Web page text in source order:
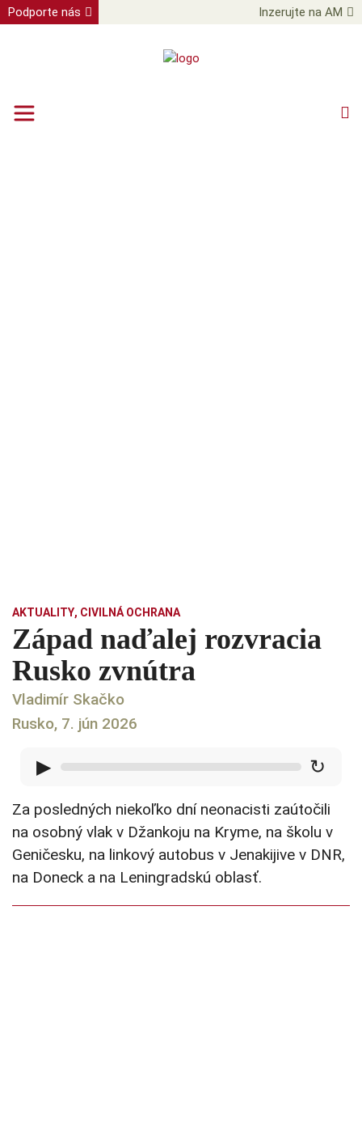
Podporte nás Inzerujte na AM
AKTUALITY, CIVILNÁ OCHRANA
Západ naďalej rozvracia
Rusko zvnútra
Vladimír Skačko
Rusko, 7. jún 2026
▶ ↻
Za posledných niekoľko dní neonacisti zaútočili
na osobný vlak v Džankoju na Kryme, na školu v
Geničesku, na linkový autobus v Jenakijive v DNR,
na Doneck a na Leningradskú oblasť.